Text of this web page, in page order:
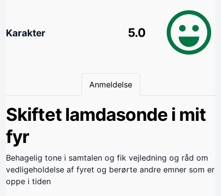
Karakter 5.0
Anmeldelse
Skiftet lamdasonde i mit
fyr
Behagelig tone i samtalen og fik vejledning og råd om
vedligeholdelse af fyret og berørte andre emner som er
oppe i tiden